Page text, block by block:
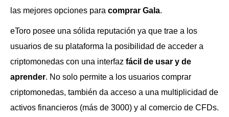
las mejores opciones para comprar Gala.
eToro posee una sólida reputación ya que trae a los
usuarios de su plataforma la posibilidad de acceder a
criptomonedas con una interfaz fácil de usar y de
aprender. No solo permite a los usuarios comprar
criptomonedas, también da acceso a una multiplicidad de
activos financieros (más de 3000) y al comercio de CFDs.